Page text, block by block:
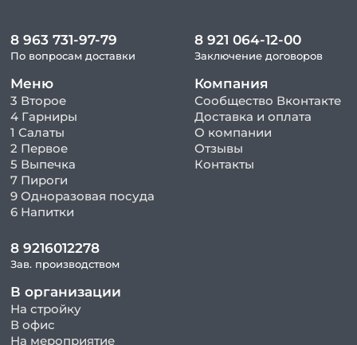
8 963 731-97-79
По вопросам доставки
Меню
3 Второе
4 Гарниры
1 Салаты
2 Первое
5 Выпечка
7 Пироги
9 Одноразовая посуда
6 Напитки
8 921 064-12-00
Заключение договоров
Компания
Сообщество Вконтакте
Доставка и оплата
О компании
Отзывы
Контакты
8 9216012278
Зав. производством
В организации
На стройку
В офис
На мероприятие